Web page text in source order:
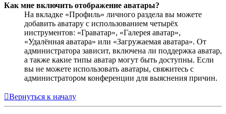
Как мне включить отображение аватары?
На вкладке «Профиль» личного раздела вы можете
добавить аватару с использованием четырёх
инструментов: «Граватар», «Галерея аватар»,
«Удалённая аватара» или «Загружаемая аватара». От
администратора зависит, включена ли поддержка аватар,
а также какие типы аватар могут быть доступны. Если
вы не можете использовать аватары, свяжитесь с
администратором конференции для выяснения причин.
Вернуться к началу